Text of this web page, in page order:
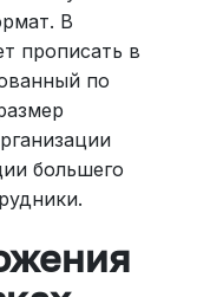
В
прописать в
по
большего